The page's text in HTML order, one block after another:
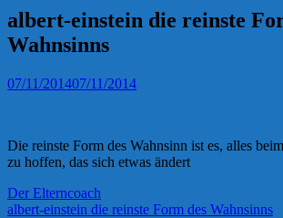
albert-einstein die reinste
Wahnsinns
07/11/201407/11/2014
Die reinste Form des Wahnsinn ist es, alles
zu hoffen, das sich etwas ändert
Der Elterncoach
albert-einstein die reinste Form des Wahnsinns